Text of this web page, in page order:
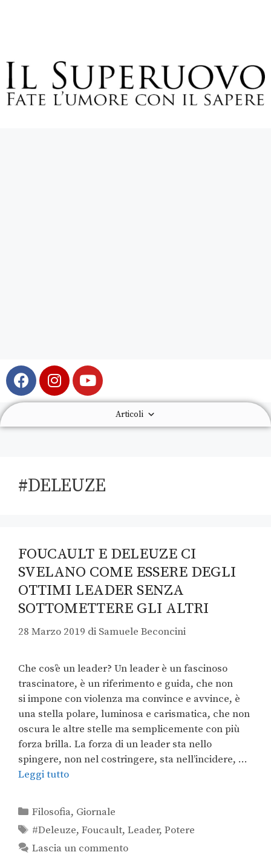
Articoli
#DELEUZE
FOUCAULT E DELEUZE CI
SVELANO COME ESSERE DEGLI
OTTIMI LEADER SENZA
SOTTOMETTERE GLI ALTRI
28 Marzo 2019 di Samuele Beconcini
Che cos’è un leader? Un leader è un fascinoso
trascinatore, è un riferimento e guida, che non
si impone con violenza ma convince e avvince, è
una stella polare, luminosa e carismatica, che non
oscura le altre stelle ma semplicemente con più
forza brilla. La forza di un leader sta nello
spingere, non nel costringere, sta nell’incidere, …
Leggi tutto
Filosofia, Giornale
#Deleuze,Foucault,Leader,Potere
Lascia un commento